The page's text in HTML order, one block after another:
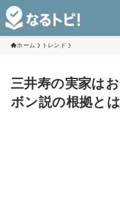
ホーム トレンド
三井寿の実家は
ボン説の根拠と